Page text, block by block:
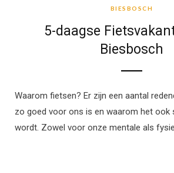
BIESBOSCH
5-daagse
Biesbosch
Waarom fietsen? Er zijn een aantal
zo goed voor ons is en waarom het ook
wordt. Zowel voor onze mentale als